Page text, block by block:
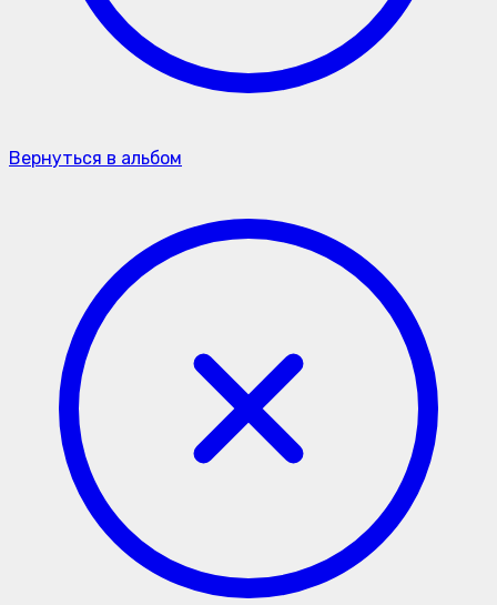
Вернуться в альбом